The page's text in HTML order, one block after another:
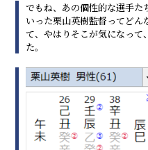
でもね、あの個性的な選手た
いった栗山英樹監督ってど
て、やはりそこが気になって
た。